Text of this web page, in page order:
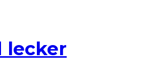
lecker